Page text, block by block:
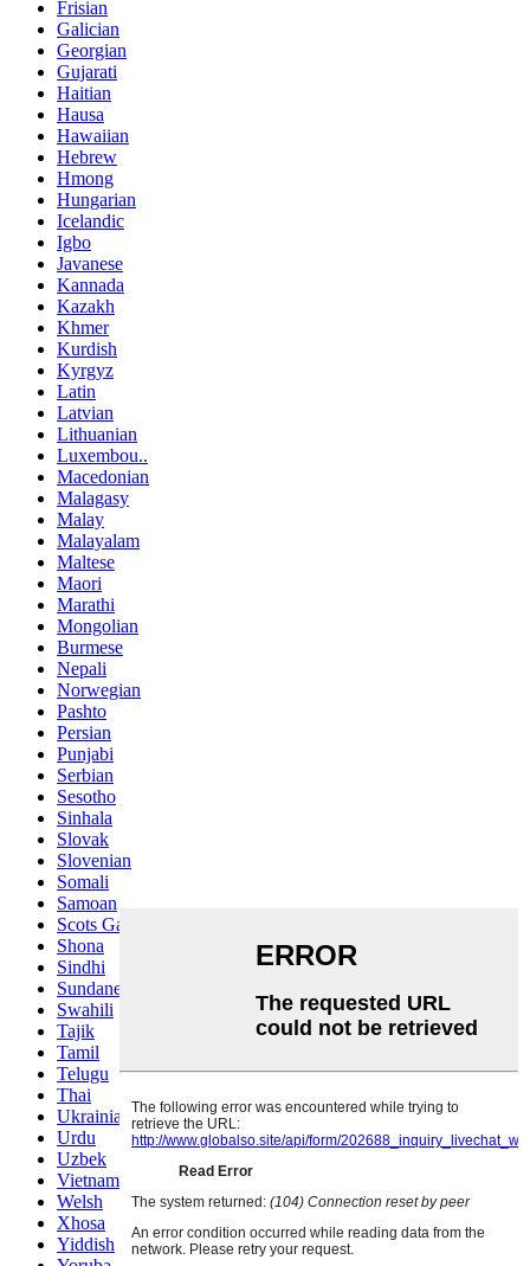
Frisian
Galician
Georgian
Gujarati
Haitian
Hausa
Hawaiian
Hebrew
Hmong
Hungarian
Icelandic
Igbo
Javanese
Kannada
Kazakh
Khmer
Kurdish
Kyrgyz
Latin
Latvian
Lithuanian
Luxembou..
Macedonian
Malagasy
Malay
Malayalam
Maltese
Maori
Marathi
Mongolian
Burmese
Nepali
Norwegian
Pashto
Persian
Punjabi
Serbian
Sesotho
Sinhala
Slovak
Slovenian
Somali
Samoan
Scots Gaelic
Shona
Sindhi
Sundanese
Swahili
Tajik
Tamil
Telugu
Thai
Ukrainian
Urdu
Uzbek
Vietnamese
Welsh
Xhosa
Yiddish